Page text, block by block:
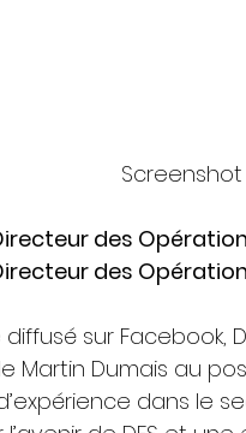
Screenshot
des
des
sur Facebook,
Martin Dumais au
dans le